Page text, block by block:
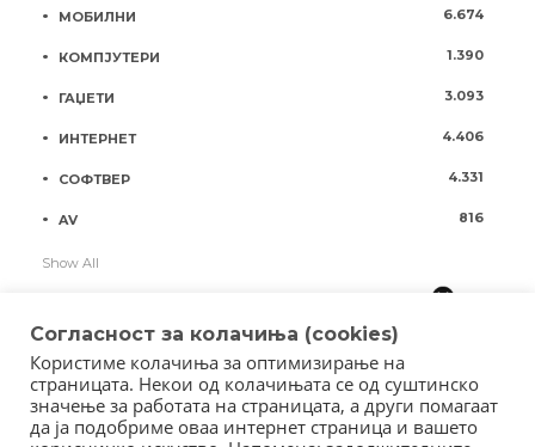
МОБИЛНИ 6.674
КОМПЈУТЕРИ 1.390
ГАЏЕТИ 3.093
ИНТЕРНЕТ 4.406
СОФТВЕР 4.331
AV 816
Show All
Согласност за колачиња (cookies)
Користиме колачиња за оптимизирање на
страницата. Некои од колачињата се од суштинско
значење за работата на страницата, а други помагаат
да ја подобриме оваа интернет страница и вашето